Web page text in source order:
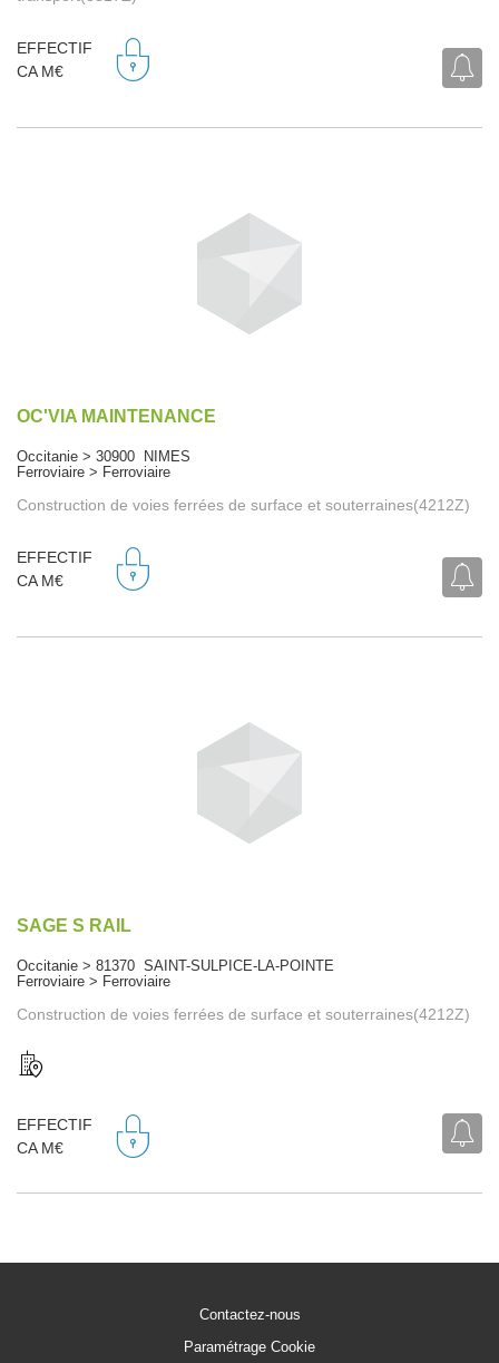
EFFECTIF
CA M€
OC'VIA MAINTENANCE
Occitanie > 30900 NIMES
Ferroviaire > Ferroviaire
Construction de voies ferrées de surface et souterraines(4212Z)
EFFECTIF
CA M€
SAGE S RAIL
Occitanie > 81370 SAINT-SULPICE-LA-POINTE
Ferroviaire > Ferroviaire
Construction de voies ferrées de surface et souterraines(4212Z)
EFFECTIF
CA M€
Contactez-nous
Paramétrage Cookie